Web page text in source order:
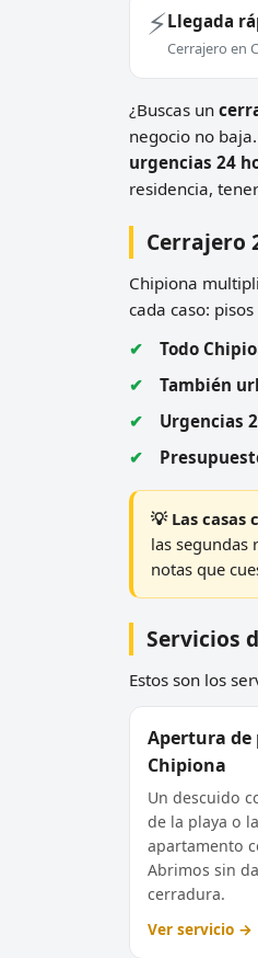
⚡Llegada
Cerrajero en
¿Buscas un
negocio no
urgencias 24
residencia,
Cerrajero
Chipiona
cada caso:
Todo
También
Urgencias
💡 Las
las segundas
notas que
Servicios
Estos son los
Apertura de
Chipiona
Un descuido
de la playa o
apartamento
Abrimos sin
cerradura.
Ver servicio →